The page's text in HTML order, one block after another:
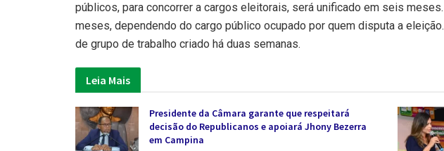
públicos, para concorrer a cargos eleitorais, será unificado em seis
meses, dependendo do cargo público ocupado por quem disputa a
de grupo de trabalho criado há duas semanas.
Leia Mais
Presidente da Câmara garante que respeitará
decisão do Republicanos e apoiará Jhony Bezerra
em Campina